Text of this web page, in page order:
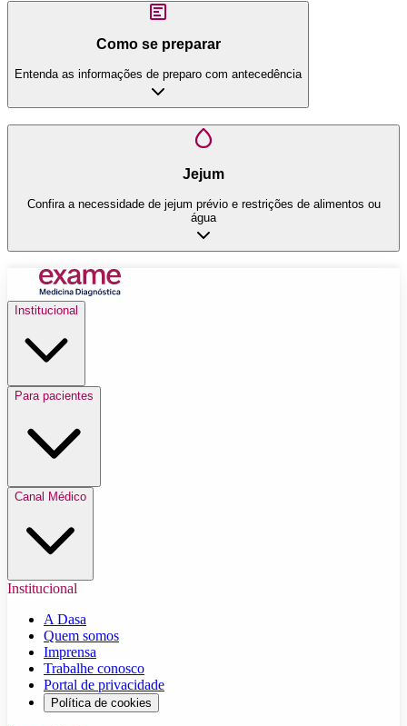
Como se preparar
Entenda as informações de preparo com antecedência
Jejum
Confira a necessidade de jejum prévio e restrições de alimentos ou
água
Institucional
Para pacientes
Canal Médico
Institucional
A Dasa
Quem somos
Imprensa
Trabalhe conosco
Portal de privacidade
Política de cookies